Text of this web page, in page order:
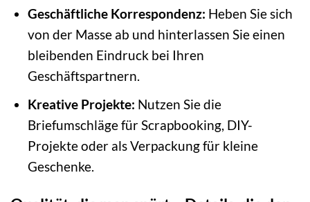
Geschäftliche Korrespondenz: Heben Sie sich
von der Masse ab und hinterlassen Sie einen
bleibenden Eindruck bei Ihren
Geschäftspartnern.
Kreative Projekte: Nutzen Sie die
Briefumschläge für Scrapbooking, DIY-
Projekte oder als Verpackung für kleine
Geschenke.